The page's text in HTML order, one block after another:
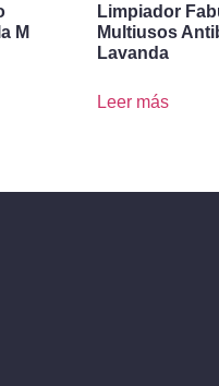
M
Limpiador
Multiusos
Lavanda
Leer más